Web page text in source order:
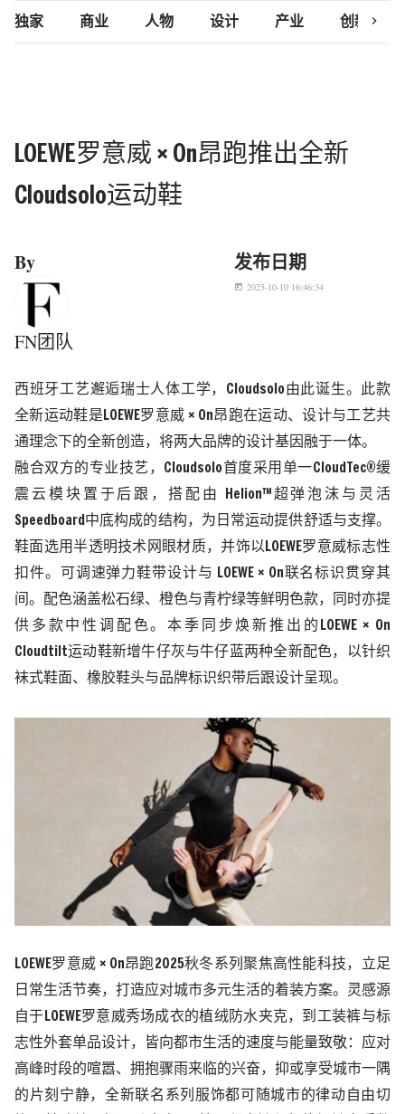
独家 商业 人物 设计 产业 创新研究
chevron_right
LOEWE罗意威 × On昂跑推出全新
Cloudsolo运动鞋
By
FN团队
发布日期
today 2025-10-10 16:46:34
西班牙工艺邂逅瑞士人体工学，Cloudsolo由此诞生。此款
全新运动鞋是LOEWE罗意威 × On昂跑在运动、设计与工艺共
通理念下的全新创造，将两大品牌的设计基因融于一体。
融合双方的专业技艺，Cloudsolo首度采用单一CloudTec®缓
震云模块置于后跟，搭配由 Helion™超弹泡沫与灵活
Speedboard中底构成的结构，为日常运动提供舒适与支撑。
鞋面选用半透明技术网眼材质，并饰以LOEWE罗意威标志性
扣件。可调速弹力鞋带设计与 LOEWE × On联名标识贯穿其
间。配色涵盖松石绿、橙色与青柠绿等鲜明色款，同时亦提
供多款中性调配色。本季同步焕新推出的LOEWE × On
Cloudtilt运动鞋新增牛仔灰与牛仔蓝两种全新配色，以针织
袜式鞋面、橡胶鞋头与品牌标识织带后跟设计呈现。
LOEWE罗意威 × On昂跑2025秋冬系列聚焦高性能科技，立足
日常生活节奏，打造应对城市多元生活的着装方案。灵感源
自于LOEWE罗意威秀场成衣的植绒防水夹克，到工装裤与标
志性外套单品设计，皆向都市生活的速度与能量致敬：应对
高峰时段的喧嚣、拥抱骤雨来临的兴奋，抑或享受城市一隅
的片刻宁静，全新联名系列服饰都可随城市的律动自由切